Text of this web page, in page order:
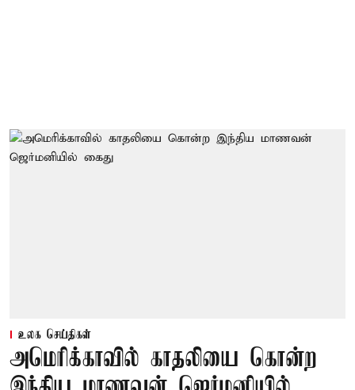
உலக செய்திகள்
அமெரிக்காவில் காதலியை கொன்ற